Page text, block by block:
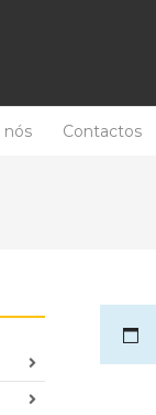
nós Contactos